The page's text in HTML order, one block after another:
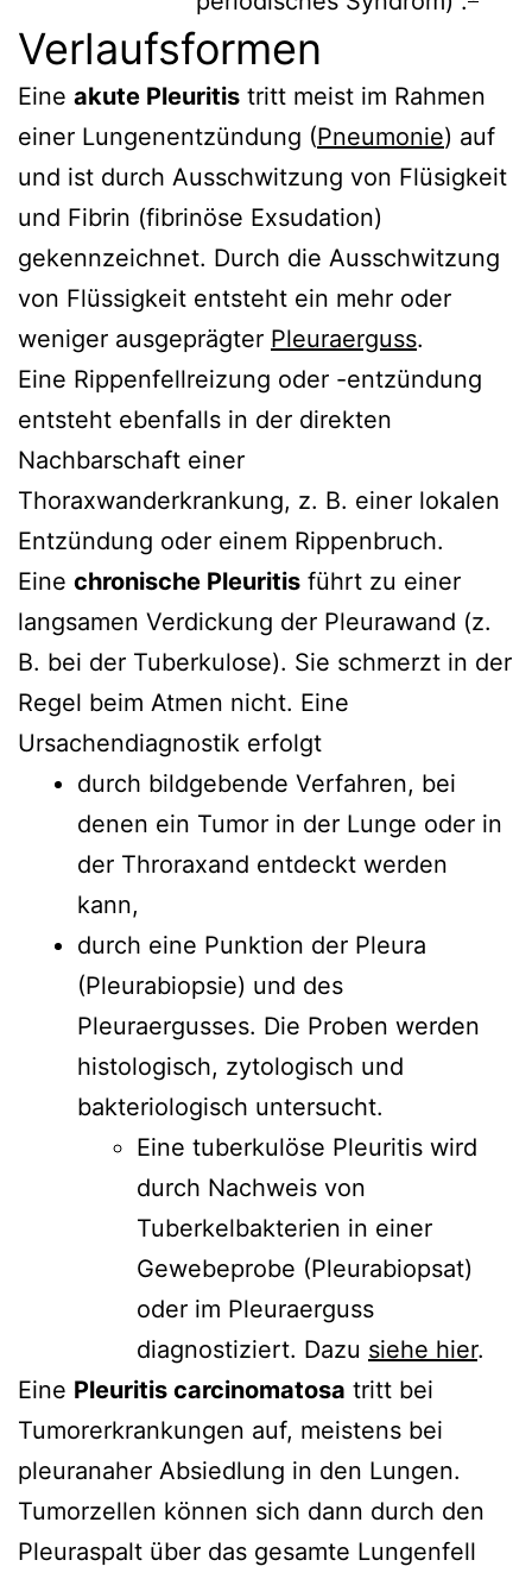
Verlaufsformen
Eine akute Pleuritis tritt meist im Rahmen
einer Lungenentzündung (Pneumonie) auf
und ist durch Ausschwitzung von Flüsigkeit
und Fibrin (fibrinöse Exsudation)
gekennzeichnet. Durch die Ausschwitzung
von Flüssigkeit entsteht ein mehr oder
weniger ausgeprägter Pleuraerguss.
Eine Rippenfellreizung oder -entzündung
entsteht ebenfalls in der direkten
Nachbarschaft einer
Thoraxwanderkrankung, z. B. einer lokalen
Entzündung oder einem Rippenbruch.
Eine chronische Pleuritis führt zu einer
langsamen Verdickung der Pleurawand (z.
B. bei der Tuberkulose). Sie schmerzt in der
Regel beim Atmen nicht. Eine
Ursachendiagnostik erfolgt
durch bildgebende Verfahren, bei
denen ein Tumor in der Lunge oder in
der Throraxand entdeckt werden
kann,
durch eine Punktion der Pleura
(Pleurabiopsie) und des
Pleuraergusses. Die Proben werden
histologisch, zytologisch und
bakteriologisch untersucht.
Eine tuberkulöse Pleuritis wird
durch Nachweis von
Tuberkelbakterien in einer
Gewebeprobe (Pleurabiopsat)
oder im Pleuraerguss
diagnostiziert. Dazu siehe hier.
Eine Pleuritis carcinomatosa tritt bei
Tumorerkrankungen auf, meistens bei
pleuranaher Absiedlung in den Lungen.
Tumorzellen können sich dann durch den
Pleuraspalt über das gesamte Lungenfell